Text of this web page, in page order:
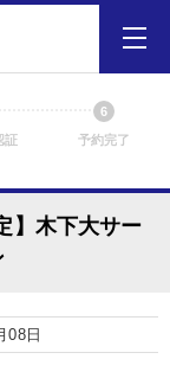
証
6
予約完了
】木下大サー
08日